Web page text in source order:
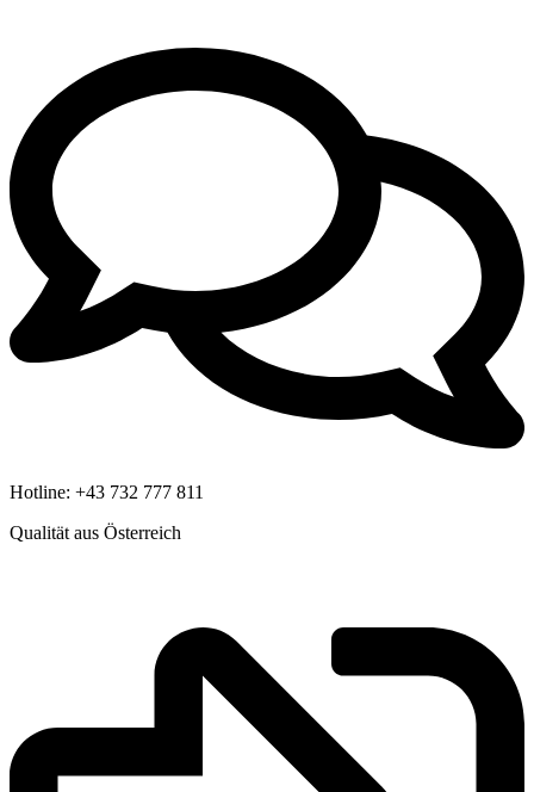
Hotline: +43 732 777 811
Qualität aus Österreich